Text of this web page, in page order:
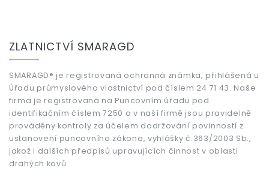
ZLATNICTVÍ SMARAGD
SMARAGD® je registrovaná ochranná známka, přihlášená u
Úřadu průmyslového vlastnictví pod číslem 24 71 43. Naše
firma je registrovaná na Puncovním úřadu pod
identifikačním číslem 7250 a v naší firmě jsou pravidelně
prováděny kontroly za účelem dodržování povinností z
ustanovení puncovního zákona, vyhlášky č.363/2003 Sb.,
jakož i dalších předpisů upravujících činnost v oblasti
drahých kovů.